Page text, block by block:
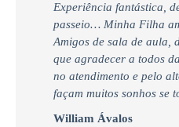
Experiência fantástica,
passeio… Minha Filha
Amigos de sala de aula,
que agradecer a todos
no atendimento e pelo
façam muitos sonhos se
William Ávalos